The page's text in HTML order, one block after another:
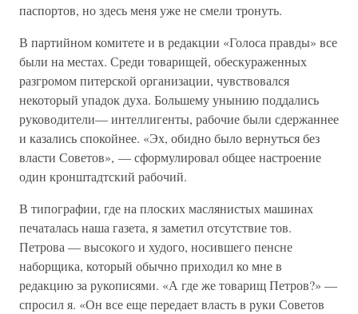
паспортов, но здесь меня уже не смели тронуть.
В партийном комитете и в редакции «Голоса правды» все
были на местах. Среди товарищей, обескураженных
разгромом питерской организации, чувствовался
некоторый упадок духа. Большему унынию поддались
руководители— интеллигенты, рабочие были сдержаннее
и казались спокойнее. «Эх, обидно было вернуться без
власти Советов», — сформулировал общее настроение
один кронштадтский рабочий.
В типографии, где на плоских маслянистых машинах
печаталась наша газета, я заметил отсутствие тов.
Петрова — высокого и худого, носившего пенсне
наборщика, который обычно приходил ко мне в
редакцию за рукописями. «А где же товарищ Петров?» —
спросил я. «Он все еще передает власть в руки Советов